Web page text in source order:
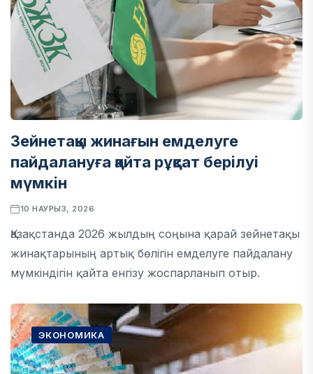
Зейнетақы жинағын емделуге
пайдалануға қайта рұқсат берілуі
мүмкін
10 НАУРЫЗ, 2026
Қазақстанда 2026 жылдың соңына қарай зейнетақы
жинақтарының артық бөлігін емделуге пайдалану
мүмкіндігін қайта енгізу жоспарланып отыр.
ЭКОНОМИКА